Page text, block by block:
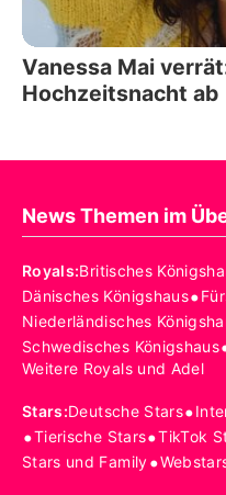
Vanessa Mai
Hochzeitsnacht ab
News Themen im
Royals:Britisches
Dänisches Königshaus•
Niederländisches
Schwedisches Königshaus
Weitere Royals und Adel
Stars:Deutsche Stars•
•Tierische Stars•TikTok
Stars und Family•